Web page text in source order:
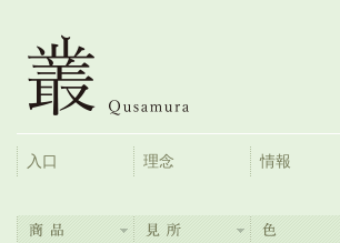
入口 理念 情報